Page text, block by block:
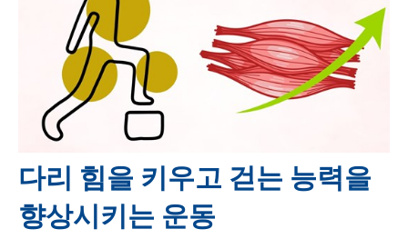
다리 힘을 키우고 걷는 능력을
향상시키는 운동